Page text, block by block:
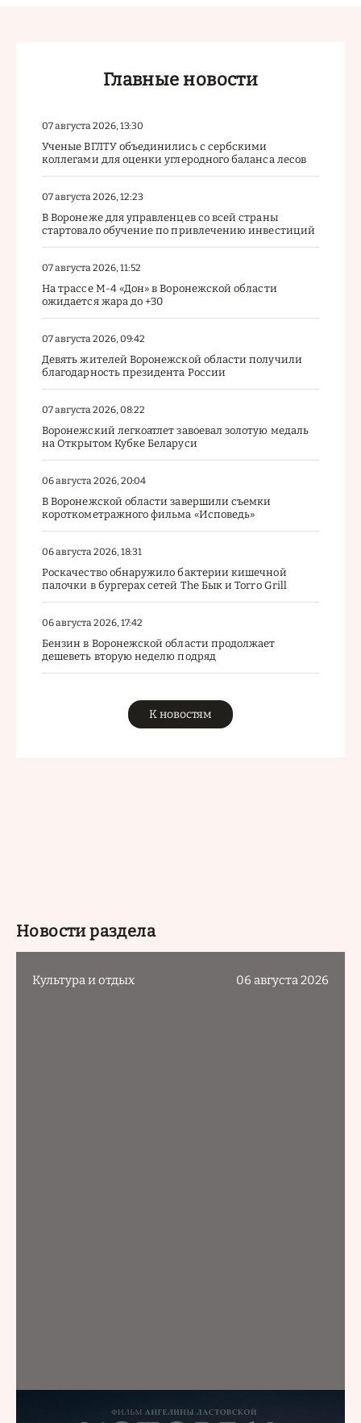
Главные новости
07 августа 2026, 13:30
Ученые ВГЛТУ объединились с сербскими
коллегами для оценки углеродного баланса лесов
07 августа 2026, 12:23
В Воронеже для управленцев со всей страны
стартовало обучение по привлечению инвестиций
07 августа 2026, 11:52
На трассе М-4 «Дон» в Воронежской области
ожидается жара до +30
07 августа 2026, 09:42
Девять жителей Воронежской области получили
благодарность президента России
07 августа 2026, 08:22
Воронежский легкоатлет завоевал золотую медаль
на Открытом Кубке Беларуси
06 августа 2026, 20:04
В Воронежской области завершили съемки
короткометражного фильма «Исповедь»
06 августа 2026, 18:31
Роскачество обнаружило бактерии кишечной
палочки в бургерах сетей The Бык и Torro Grill
06 августа 2026, 17:42
Бензин в Воронежской области продолжает
дешеветь вторую неделю подряд
К новостям
Новости раздела
Культура и отдых 06 августа 2026